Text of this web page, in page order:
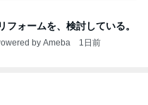
フォームを、検討している。
by Ameba 1日前